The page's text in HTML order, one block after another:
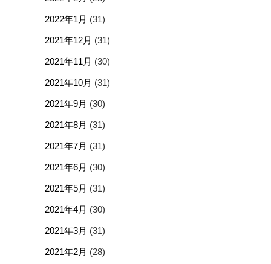
2022年1月 (31)
2021年12月 (31)
2021年11月 (30)
2021年10月 (31)
2021年9月 (30)
2021年8月 (31)
2021年7月 (31)
2021年6月 (30)
2021年5月 (31)
2021年4月 (30)
2021年3月 (31)
2021年2月 (28)